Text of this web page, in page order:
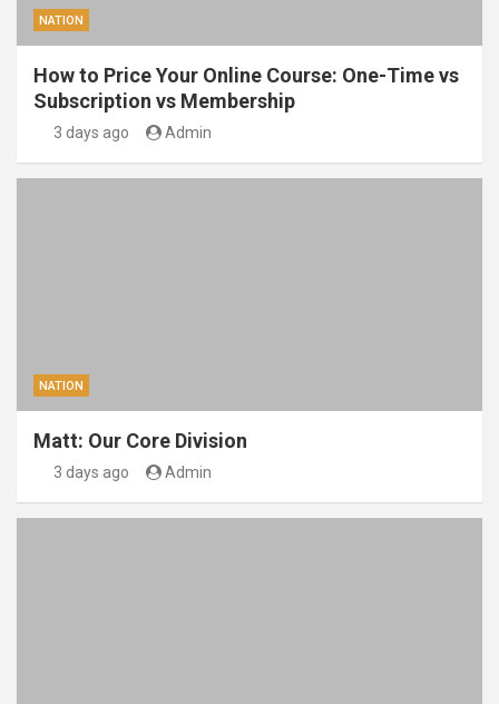
NATION
How to Price Your Online Course: One-Time vs
Subscription vs Membership
3 days ago Admin
NATION
Matt: Our Core Division
3 days ago Admin